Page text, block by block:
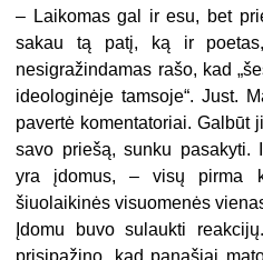
– Laikomas gal ir esu, bet
sakau tą patį, ką ir
nesigražindamas rašo, kad
ideologinėje tamsoje“. Just.
pavertė komentatoriai. Galbūt
savo priešą, sunku pasakyti.
yra įdomus, – visų pirma
šiuolaikinės visuomenės
Įdomu buvo sulaukti
prisipažino, kad panašiai